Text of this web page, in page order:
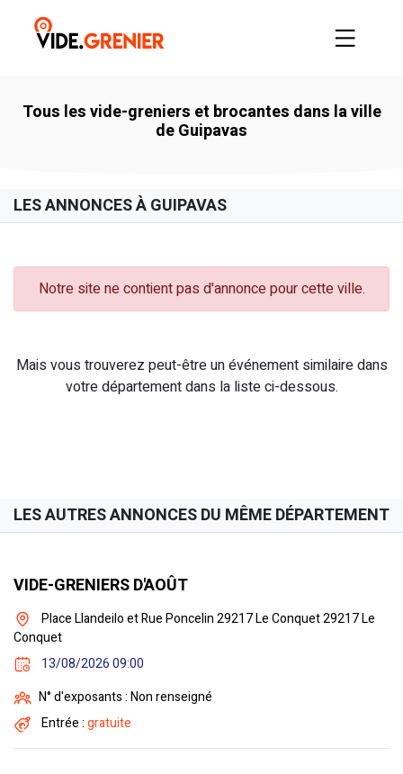
Tous les vide-greniers et brocantes dans la ville
de Guipavas
LES ANNONCES À GUIPAVAS
Notre site ne contient pas d'annonce pour cette ville.
Mais vous trouverez peut-être un événement similaire dans
votre département dans la liste ci-dessous.
LES AUTRES ANNONCES DU MÊME DÉPARTEMENT
VIDE-GRENIERS D'AOÛT
Place Llandeilo et Rue Poncelin 29217 Le Conquet 29217 Le
Conquet
13/08/2026 09:00
N° d'exposants : Non renseigné
Entrée :gratuite